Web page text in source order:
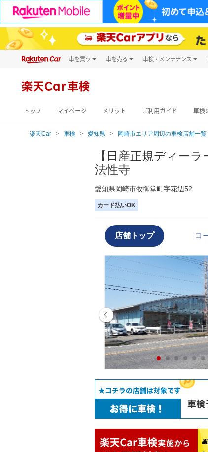
車を買う
新車
車を売る 車検・メンテナンス
楽天Car車検
トップ マイページ メリット ご利用ガイド 車検
楽天Car 車検 愛知県 岡崎市エリア周辺の車検店舗一覧
【日産正規ディー
法性寺
愛知県岡崎市牧御堂町字花辺52
カード払いOK
店舗トップ コ